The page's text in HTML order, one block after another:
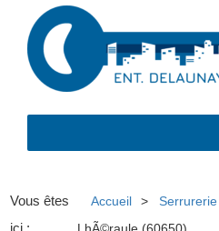
Vous êtes
Accueil Serrurerie